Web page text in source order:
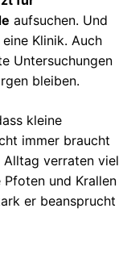
aufsuchen. Und
Klinik. Auch
Untersuchungen
bleiben.
kleine
immer braucht
Alltag verraten viel
Pfoten und Krallen
er beansprucht